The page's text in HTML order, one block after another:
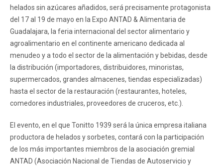
helados sin azúcares añadidos, será precisamente protagonista
del 17 al 19 de mayo en la Expo ANTAD & Alimentaria de
Guadalajara, la feria internacional del sector alimentario y
agroalimentario en el continente americano dedicada al
menudeo y a todo el sector de la alimentación y bebidas, desde
la distribución (importadores, distribuidores, minoristas,
supermercados, grandes almacenes, tiendas especializadas)
hasta el sector de la restauración (restaurantes, hoteles,
comedores industriales, proveedores de cruceros, etc.).
El evento, en el que Tonitto 1939 será la única empresa italiana
productora de helados y sorbetes, contará con la participación
de los más importantes miembros de la asociación gremial
ANTAD (Asociación Nacional de Tiendas de Autoservicio y